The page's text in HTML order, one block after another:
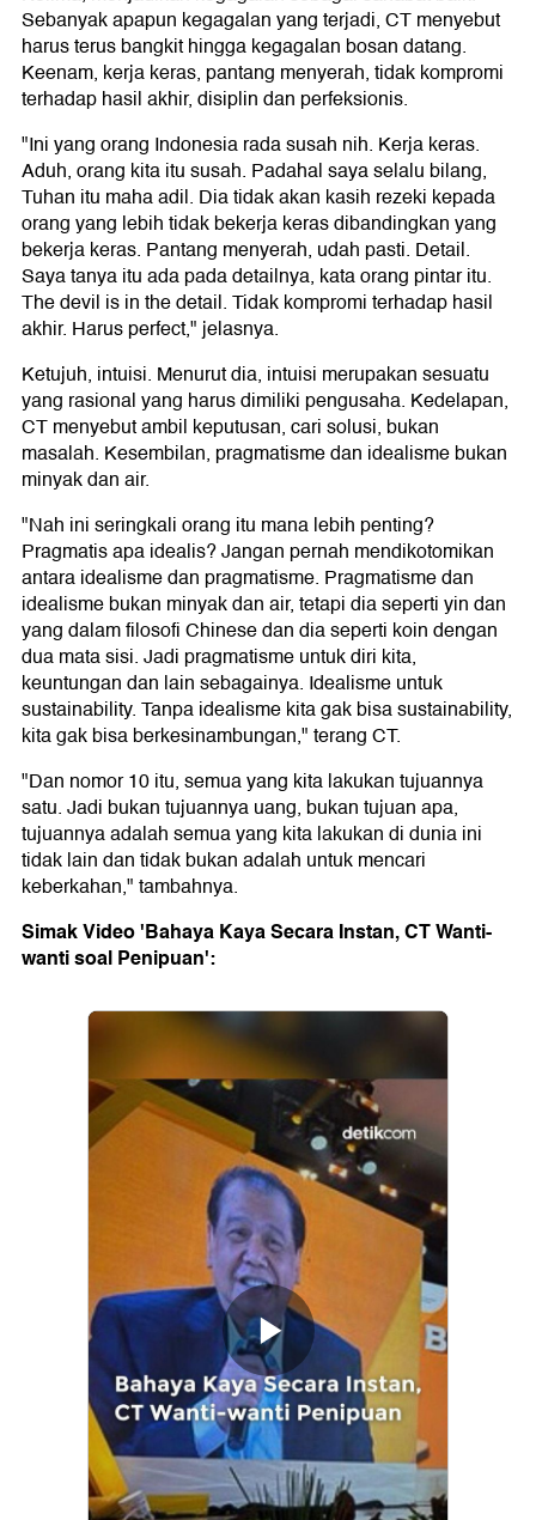
Sebanyak apapun kegagalan yang terjadi, CT menyebut
harus terus bangkit hingga kegagalan bosan datang.
Keenam, kerja keras, pantang menyerah, tidak kompromi
terhadap hasil akhir, disiplin dan perfeksionis.
"Ini yang orang Indonesia rada susah nih. Kerja keras.
Aduh, orang kita itu susah. Padahal saya selalu bilang,
Tuhan itu maha adil. Dia tidak akan kasih rezeki kepada
orang yang lebih tidak bekerja keras dibandingkan yang
bekerja keras. Pantang menyerah, udah pasti. Detail.
Saya tanya itu ada pada detailnya, kata orang pintar itu.
The devil is in the detail. Tidak kompromi terhadap hasil
akhir. Harus perfect," jelasnya.
Ketujuh, intuisi. Menurut dia, intuisi merupakan sesuatu
yang rasional yang harus dimiliki pengusaha. Kedelapan,
CT menyebut ambil keputusan, cari solusi, bukan
masalah. Kesembilan, pragmatisme dan idealisme bukan
minyak dan air.
"Nah ini seringkali orang itu mana lebih penting?
Pragmatis apa idealis? Jangan pernah mendikotomikan
antara idealisme dan pragmatisme. Pragmatisme dan
idealisme bukan minyak dan air, tetapi dia seperti yin dan
yang dalam filosofi Chinese dan dia seperti koin dengan
dua mata sisi. Jadi pragmatisme untuk diri kita,
keuntungan dan lain sebagainya. Idealisme untuk
sustainability. Tanpa idealisme kita gak bisa sustainability,
kita gak bisa berkesinambungan," terang CT.
"Dan nomor 10 itu, semua yang kita lakukan tujuannya
satu. Jadi bukan tujuannya uang, bukan tujuan apa,
tujuannya adalah semua yang kita lakukan di dunia ini
tidak lain dan tidak bukan adalah untuk mencari
keberkahan," tambahnya.
Simak Video 'Bahaya Kaya Secara Instan, CT Wanti-
wanti soal Penipuan':